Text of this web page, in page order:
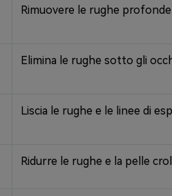
Rimuovere le rughe
Elimina le rughe sotto gli
Liscia le rughe e le linee di
Ridurre le rughe e la pelle